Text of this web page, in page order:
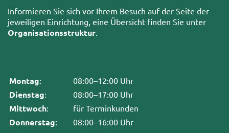
Informieren Sie sich vor Ihrem Besuch auf der Seite der
jeweiligen Einrichtung, eine Übersicht finden Sie unter
Organisationsstruktur.
Montag: 08:00–12:00 Uhr
Dienstag: 08:00–17:00 Uhr
Mittwoch: für Terminkunden
Donnerstag: 08:00–16:00 Uhr